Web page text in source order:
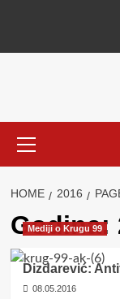
Menu
HOME 2016
Godina:
Mediji o Krugu 99
Dizdarević:
08.05.2016